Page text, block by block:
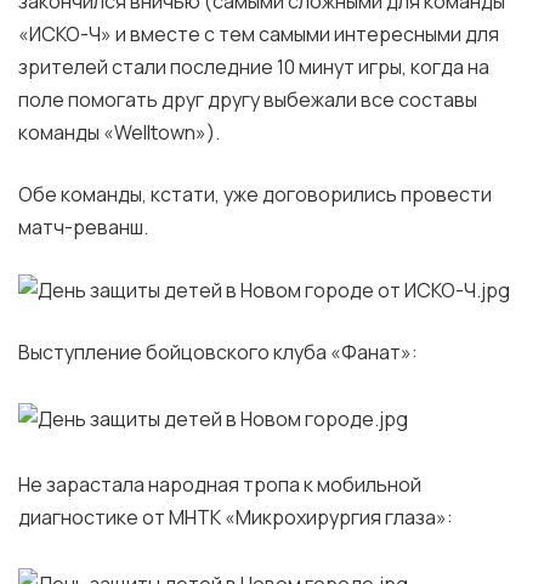
«ИСКО-Ч» и вместе с тем самыми интересными для
зрителей стали последние 10 минут игры, когда на
поле помогать друг другу выбежали все составы
команды «Welltown»).
Обе команды, кстати, уже договорились провести
матч-реванш.
Выступление бойцовского клуба «Фанат»:
Не зарастала народная тропа к мобильной
диагностике от МНТК «Микрохирургия глаза»: